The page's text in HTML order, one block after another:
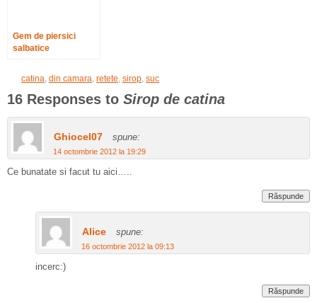
Gem de piersici
salbatice
catina, din camara, retete, sirop, suc
16 Responses to Sirop de catina
Ghiocel07 spune:
14 octombrie 2012 la 19:29
Ce bunatate si facut tu aici…..
Răspunde
Alice spune:
16 octombrie 2012 la 09:13
incerc:)
Răspunde